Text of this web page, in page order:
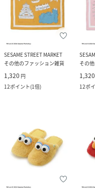
SESAME STREET MARKET
その他のファッション雑貨
1,320 円
12ポイント(1倍)
その
1,320
12ポ